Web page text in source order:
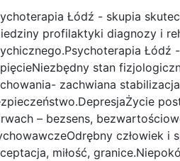
Łódź - skupia
profilaktyki diagnozy i
Łódź
stan
zachwiana
– bezsens,
człowiek i
miłość,